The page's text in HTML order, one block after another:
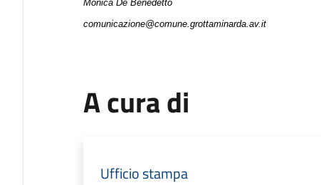
Monica De Benedetto
comunicazione@comune.grottaminarda.av.it
A cura di
Ufficio stampa